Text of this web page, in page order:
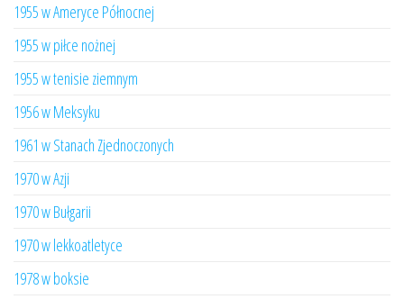
1955 w Ameryce Północnej
1955 w piłce nożnej
1955 w tenisie ziemnym
1956 w Meksyku
1961 w Stanach Zjednoczonych
1970 w Azji
1970 w Bułgarii
1970 w lekkoatletyce
1978 w boksie